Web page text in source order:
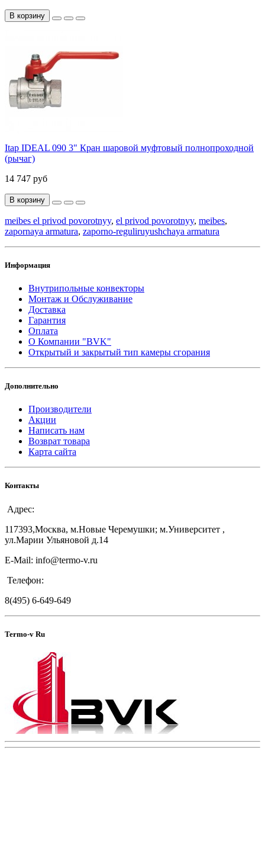
В корзину
Itap IDEAL 090 3" Кран шаровой муфтовый полнопроходной
(рычаг)
14 747 руб
В корзину
meibes el privod povorotnyy, el privod povorotnyy, meibes,
zapornaya armatura, zaporno-reguliruyushchaya armatura
Информация
Внутрипольные конвекторы
Монтаж и Обслуживание
Доставка
Гарантия
Оплата
О Компании "BVK"
Открытый и закрытый тип камеры сгорания
Дополнительно
Производители
Акции
Написать нам
Возврат товара
Карта сайта
Контакты
Адрес:
117393,Москва, м.Новые Черемушки; м.Университет ,
ул.Марии Ульяновой д.14
E-Mail: info@termo-v.ru
Телефон:
8(495) 6-649-649
Termo-v Ru